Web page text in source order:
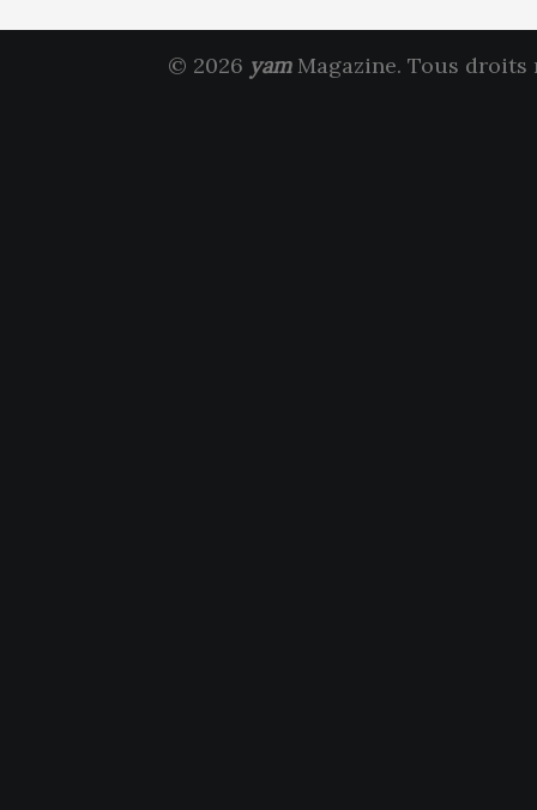
© 2026 yamMagazine. Tous droits